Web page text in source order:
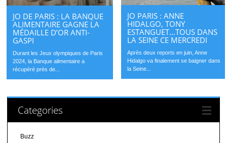
JO DE PARIS : LA BANQUE
ALIMENTAIRE GAGNE LA
MÉDAILLE D’OR ANTI-
GASPI
Durant les Jeux olympiques de Paris
2024, la Banque alimentaire a
récupéré près de...
JO PARIS : ANNE
HIDALGO, TONY
ESTANGUET…TOUS DANS
LA SEINE CE MERCREDI
Après deux reports en juin, Anne
Hidalgo va finalement se baigner dans
la Seine...
Categories
Buzz